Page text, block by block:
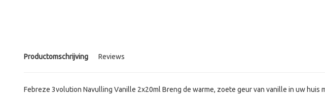
Productomschrijving Reviews
Febreze 3volution Navulling Vanille 2x20ml Breng de warme, zoete geur van vanille in uw huis